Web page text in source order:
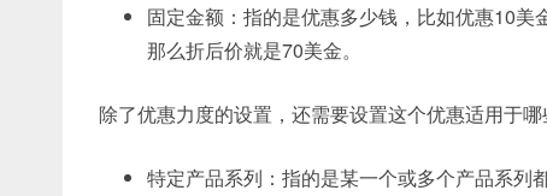
固定金额：指的是优惠多少钱，比如优惠10美
那么折后价就是70美金。
除了优惠力度的设置，还需要设置这个优惠适用于哪
特定产品系列：指的是某一个或多个产品系列